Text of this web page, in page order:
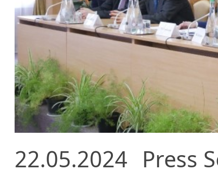
22.05.2024 Press